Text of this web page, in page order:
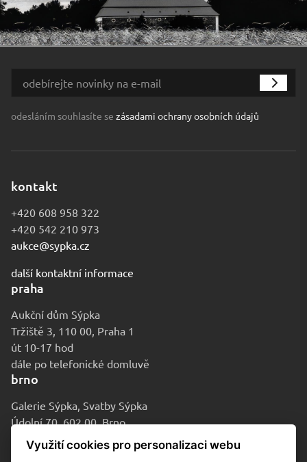
odesláním souhlasíte se zásadami ochrany osobních údajů
kontakt
+420 608 958 322
+420 542 210 973
aukce@sypka.cz
další kontaktní informace
praha
Aukční dům Sýpka
Tržiště 3, 110 00, Praha 1
út 10-17 hod
dále po telefonické domluvě
brno
Galerie Sýpka, Svatby Sýpka
Údolní 70, 602 00, Brno
po-pá 9-16 hod
Využití cookies pro personalizaci webu